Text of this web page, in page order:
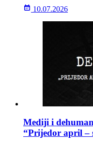
10.07.2026
Mediji i
“Prijedor april –